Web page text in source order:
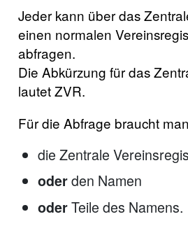
Jeder kann über das
einen normalen
abfragen.
Die Abkürzung für das
lautet ZVR.
Für die Abfrage braucht man
die Zentrale
oderden Namen
oderTeile des Namens.